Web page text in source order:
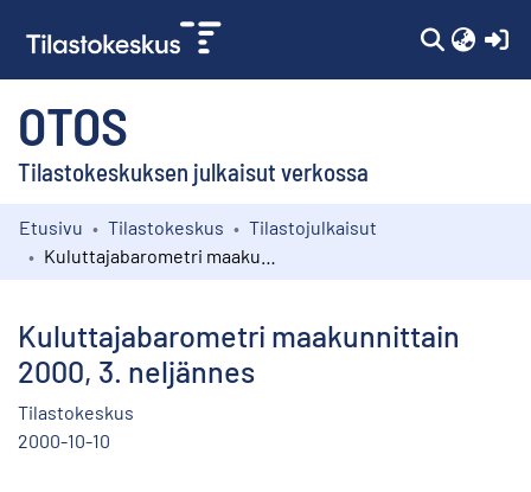
OTOS
Tilastokeskuksen julkaisut verkossa
Kokoelmat
Etusivu Tilastokeskus
Tilastojulkaisut
Kuluttajabarometri maakunnittain
2000, 3. neljännes
Tilastokeskus
2000-10-10